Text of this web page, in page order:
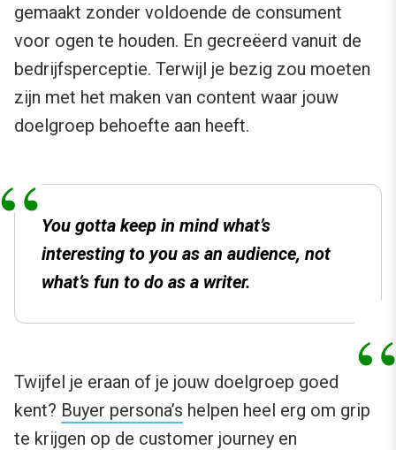
gemaakt zonder voldoende de consument
voor ogen te houden. En gecreëerd vanuit de
bedrijfsperceptie. Terwijl je bezig zou moeten
zijn met het maken van content waar jouw
doelgroep behoefte aan heeft.
You gotta keep in mind what’s
interesting to you as an audience, not
what’s fun to do as a writer.
Twijfel je eraan of je jouw doelgroep goed
kent? Buyer persona’s helpen heel erg om grip
te krijgen op de customer journey en